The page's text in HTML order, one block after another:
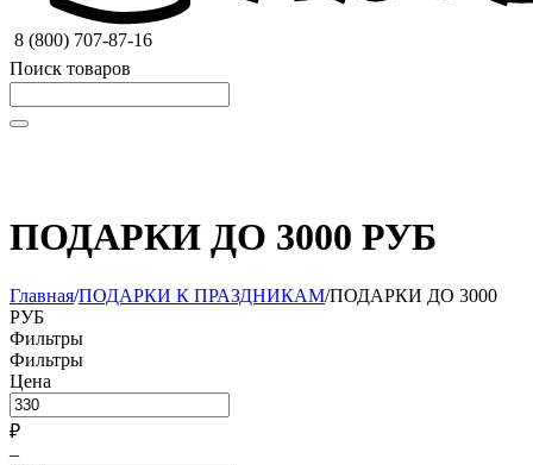
8 (800) 707-87-16
Поиск товаров
ПОДАРКИ ДО 3000 РУБ
Главная/ПОДАРКИ К ПРАЗДНИКАМ/ПОДАРКИ ДО 3000
РУБ
Фильтры
Фильтры
Цена
₽
–